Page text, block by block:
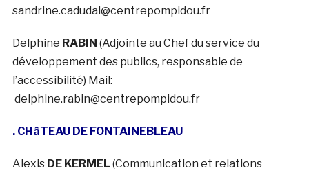
sandrine.cadudal@centrepompidou.fr
Delphine RABIN (Adjointe au Chef du service du
développement des publics, responsable de
l’accessibilité) Mail:
delphine.rabin@centrepompidou.fr
. CHâTEAU DE FONTAINEBLEAU
Alexis DE KERMEL(Communication et relations